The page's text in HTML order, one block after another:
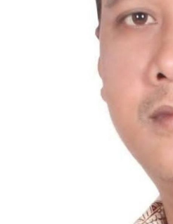
0826-05/Larangan, Serda
Luar, melaksanakan kegiatan
di wilayah binaan.
warga sekaligus
Adi, warga Dusun Budagan II,
Kabupaten Pamekasan.
juga memantau kondisi